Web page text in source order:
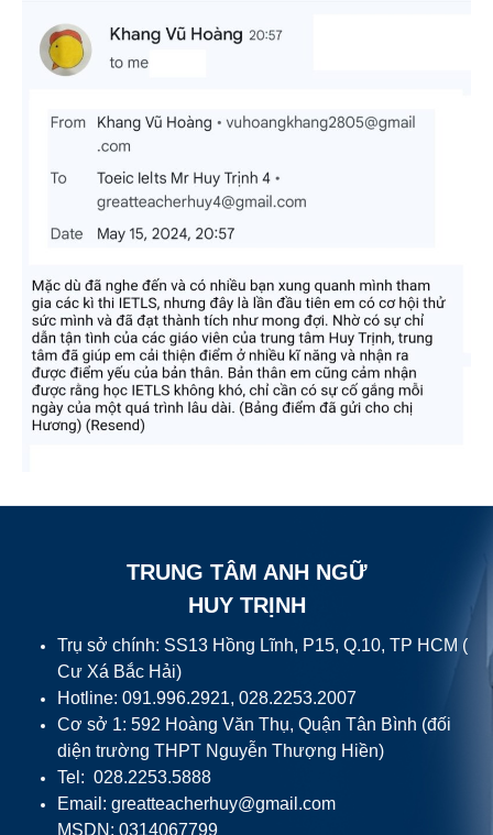
TRUNG TÂM ANH NGỮ
HUY TRỊNH
Trụ sở chính: SS13 Hồng Lĩnh, P15, Q.10, TP HCM (
Cư Xá Bắc Hải)
Hotline: 091.996.2921, 028.2253.2007
Cơ sở 1: 592 Hoàng Văn Thụ, Quận Tân Bình (đối
diện trường THPT Nguyễn Thượng Hiền)
Tel: 028.2253.5888
Email: greatteacherhuy@gmail.com
MSDN: 0314067799